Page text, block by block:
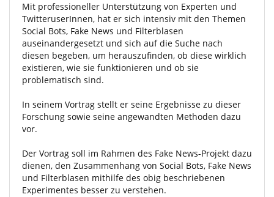
Mit professioneller Unterstützung von Experten und
TwitteruserInnen, hat er sich intensiv mit den Themen
Social Bots, Fake News und Filterblasen
auseinandergesetzt und sich auf die Suche nach
diesen begeben, um herauszufinden, ob diese wirklich
existieren, wie sie funktionieren und ob sie
problematisch sind.
In seinem Vortrag stellt er seine Ergebnisse zu dieser
Forschung sowie seine angewandten Methoden dazu
vor.
Der Vortrag soll im Rahmen des Fake News-Projekt dazu
dienen, den Zusammenhang von Social Bots, Fake News
und Filterblasen mithilfe des obig beschriebenen
Experimentes besser zu verstehen.